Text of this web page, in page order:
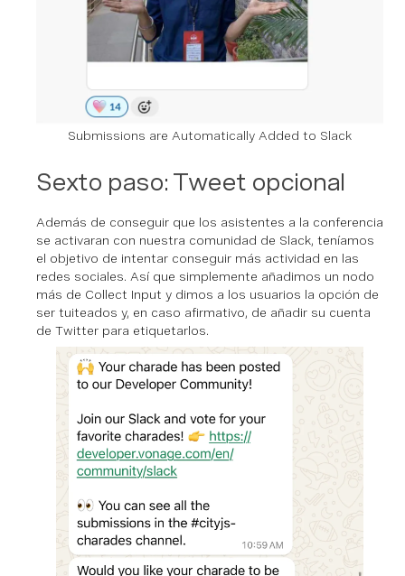
Submissions are Automatically Added to Slack
Sexto paso: Tweet opcional
Además de conseguir que los asistentes a la conferencia
se activaran con nuestra comunidad de Slack, teníamos
el objetivo de intentar conseguir más actividad en las
redes sociales. Así que simplemente añadimos un nodo
más de Collect Input y dimos a los usuarios la opción de
ser tuiteados y, en caso afirmativo, de añadir su cuenta
de Twitter para etiquetarlos.